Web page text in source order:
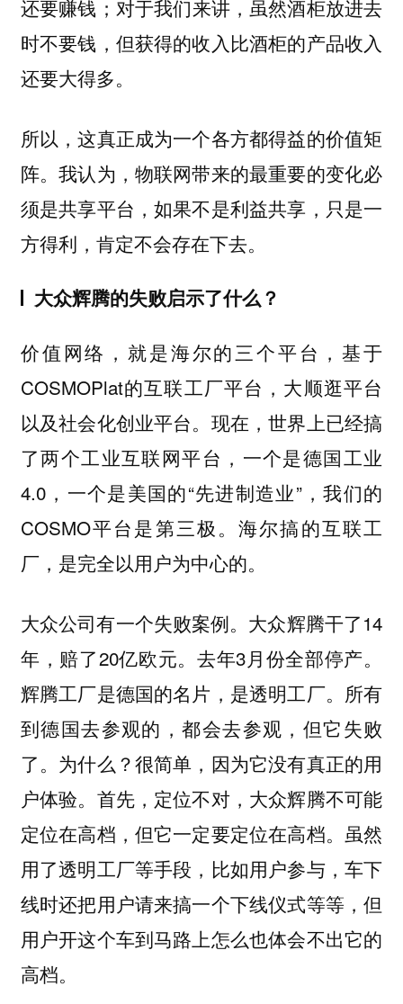
还要赚钱；对于我们来讲，虽然酒柜放进去
时不要钱，但获得的收入比酒柜的产品收入
还要大得多。
所以，这真正成为一个各方都得益的价值矩
阵。我认为，物联网带来的最重要的变化必
须是共享平台，如果不是利益共享，只是一
方得利，肯定不会存在下去。
大众辉腾的失败启示了什么？
价值网络，就是海尔的三个平台，基于
COSMOPlat的互联工厂平台，大顺逛平台
以及社会化创业平台。现在，世界上已经搞
了两个工业互联网平台，一个是德国工业
4.0，一个是美国的“先进制造业”，我们的
COSMO平台是第三极。海尔搞的互联工
厂，是完全以用户为中心的。
大众公司有一个失败案例。大众辉腾干了14
年，赔了20亿欧元。去年3月份全部停产。
辉腾工厂是德国的名片，是透明工厂。所有
到德国去参观的，都会去参观，但它失败
了。为什么？很简单，因为它没有真正的用
户体验。首先，定位不对，大众辉腾不可能
定位在高档，但它一定要定位在高档。虽然
用了透明工厂等手段，比如用户参与，车下
线时还把用户请来搞一个下线仪式等等，但
用户开这个车到马路上怎么也体会不出它的
高档。